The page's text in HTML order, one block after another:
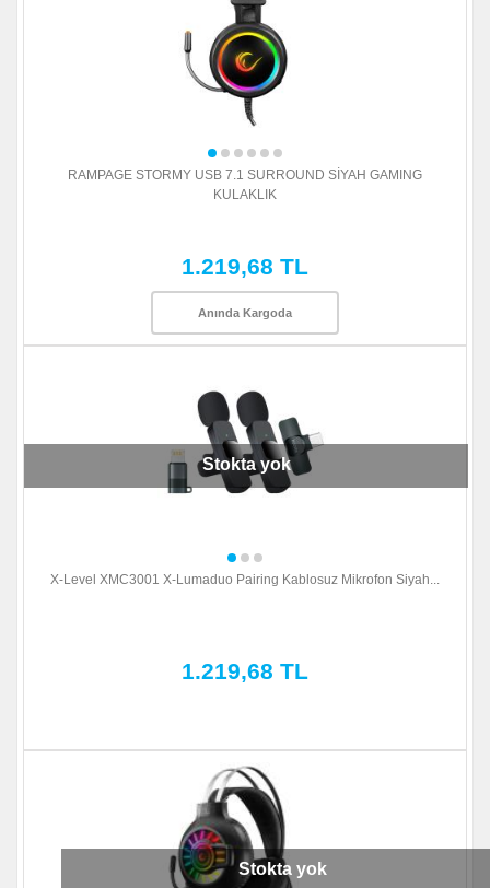
RAMPAGE STORMY USB 7.1 SURROUND SİYAH GAMING
KULAKLIK
1.219,68 TL
Anında Kargoda
Stokta yok
X-Level XMC3001 X-Lumaduo Pairing Kablosuz Mikrofon Siyah...
1.219,68 TL
Stokta yok